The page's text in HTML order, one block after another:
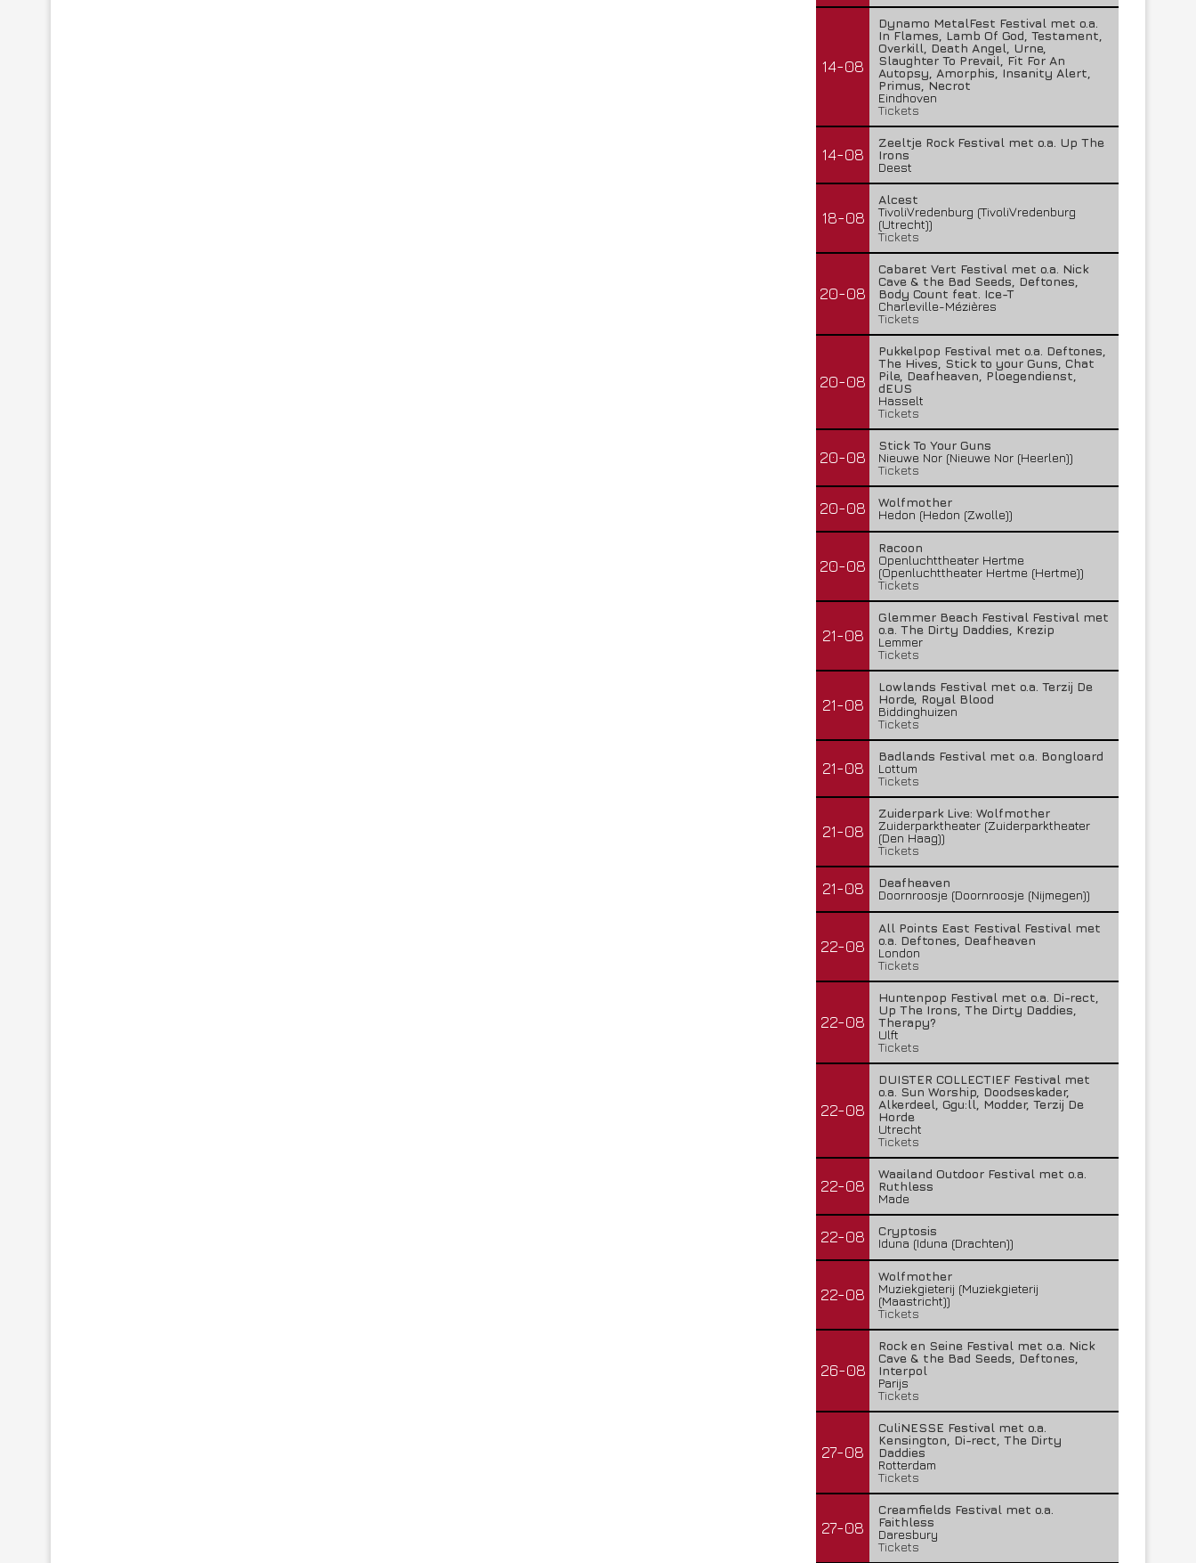
14-08
Dynamo MetalFest Festival met o.a.
In Flames, Lamb Of God, Testament,
Overkill, Death Angel, Urne,
Slaughter To Prevail, Fit For An
Autopsy, Amorphis, Insanity Alert,
Primus, Necrot
Eindhoven
Tickets
14-08
Zeeltje Rock Festival met o.a. Up The
Irons
Deest
18-08
Alcest
TivoliVredenburg (TivoliVredenburg
(Utrecht))
Tickets
20-08
Cabaret Vert Festival met o.a. Nick
Cave & the Bad Seeds, Deftones,
Body Count feat. Ice-T
Charleville-Mézières
Tickets
20-08
Pukkelpop Festival met o.a. Deftones,
The Hives, Stick to your Guns, Chat
Pile, Deafheaven, Ploegendienst,
dEUS
Hasselt
Tickets
20-08
Stick To Your Guns
Nieuwe Nor (Nieuwe Nor (Heerlen))
Tickets
20-08
Wolfmother
Hedon (Hedon (Zwolle))
20-08
Racoon
Openluchttheater Hertme
(Openluchttheater Hertme (Hertme))
Tickets
21-08
Glemmer Beach Festival Festival met
o.a. The Dirty Daddies, Krezip
Lemmer
Tickets
21-08
Lowlands Festival met o.a. Terzij De
Horde, Royal Blood
Biddinghuizen
Tickets
21-08
Badlands Festival met o.a. Bongloard
Lottum
Tickets
21-08
Zuiderpark Live: Wolfmother
Zuiderparktheater (Zuiderparktheater
(Den Haag))
Tickets
21-08
Deafheaven
Doornroosje (Doornroosje (Nijmegen))
22-08
All Points East Festival Festival met
o.a. Deftones, Deafheaven
London
Tickets
22-08
Huntenpop Festival met o.a. Di-rect,
Up The Irons, The Dirty Daddies,
Therapy?
Ulft
Tickets
22-08
DUISTER COLLECTIEF Festival met
o.a. Sun Worship, Doodseskader,
Alkerdeel, Ggu:ll, Modder, Terzij De
Horde
Utrecht
Tickets
22-08
Waailand Outdoor Festival met o.a.
Ruthless
Made
22-08
Cryptosis
Iduna (Iduna (Drachten))
22-08
Wolfmother
Muziekgieterij (Muziekgieterij
(Maastricht))
Tickets
26-08
Rock en Seine Festival met o.a. Nick
Cave & the Bad Seeds, Deftones,
Interpol
Parijs
Tickets
27-08
CuliNESSE Festival met o.a.
Kensington, Di-rect, The Dirty
Daddies
Rotterdam
Tickets
27-08
Creamfields Festival met o.a.
Faithless
Daresbury
Tickets